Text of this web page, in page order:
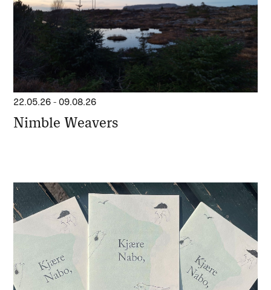
22.05.26 -09.08.26
Nimble Weavers